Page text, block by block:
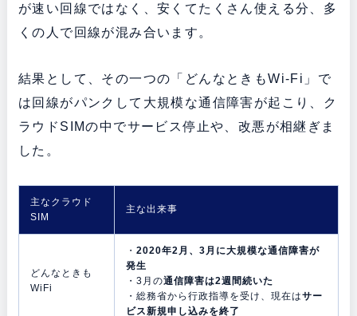
が速い回線ではなく、安くてたくさん使える分、多
くの人で回線が混み合います。
結果として、その一つの「どんなときもWi-Fi」で
は回線がパンクして大規模な通信障害が起こり、ク
ラウドSIMの中でサービス停止や、改悪が相継ぎま
した。
主なクラウド
SIM
主な出来事
どんなときも
WiFi
・ 2020年2月、3月に大規模な通信障害が
発生
・3月の通信障害は2週間続いた
・総務省から行政指導を受け、現在はサー
ビス新規申し込みを終了